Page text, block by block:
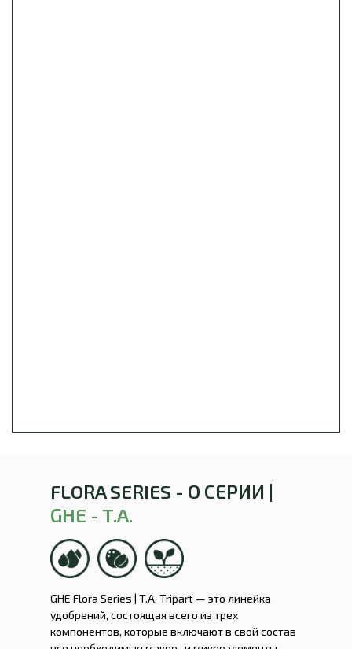
FLORA SERIES - О СЕРИИ |
GHE - T.A.
GHE Flora Series | T.A. Tripart — это линейка
удобрений, состоящая всего из трех
компонентов, которые включают в свой состав